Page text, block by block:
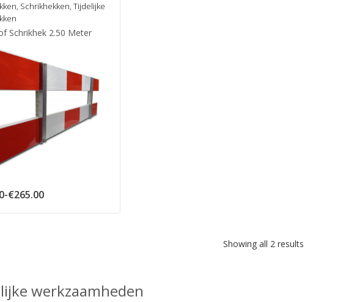
, Schrikhekken, Tijdelijke
Schrikhek 2.50 Meter
-€265.00Prijsklasse:
Showing all 2 results
werkzaamheden